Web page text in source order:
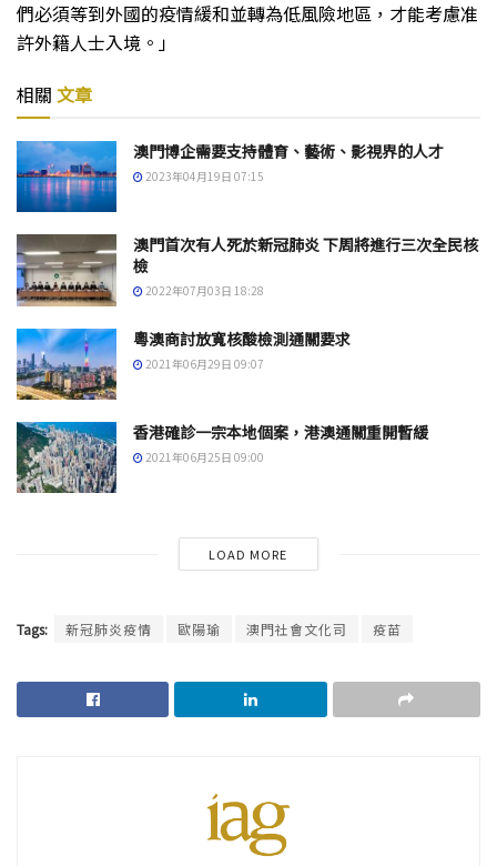
們必須等到外國的疫情緩和並轉為低風險地區，才能考慮准
許外籍人士入境。」
相關 文章
澳門博企需要支持體育、藝術、影視界的人才
2023年04月19日 07:15
澳門首次有人死於新冠肺炎 下周將進行三次全民核
檢
2022年07月03日 18:28
粵澳商討放寬核酸檢測通關要求
2021年06月29日 09:07
香港確診一宗本地個案，港澳通關重開暫緩
2021年06月25日 09:00
LOAD MORE
Tags: 新冠肺炎疫情 歐陽瑜 澳門社會文化司 疫苗